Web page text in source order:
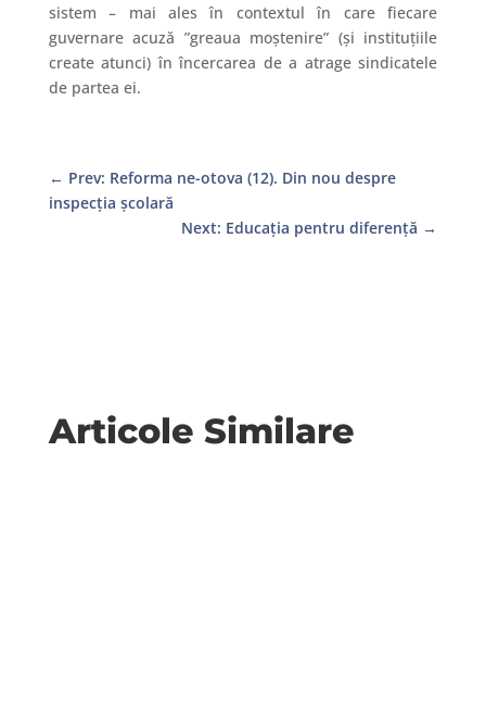
sistem – mai ales în contextul în care fiecare
guvernare acuză ”greaua moștenire” (și instituțiile
create atunci) în încercarea de a atrage sindicatele
de partea ei.
← Prev: Reforma ne-otova (12). Din nou despre
inspecția școlară
Next: Educația pentru diferență →
Articole Similare